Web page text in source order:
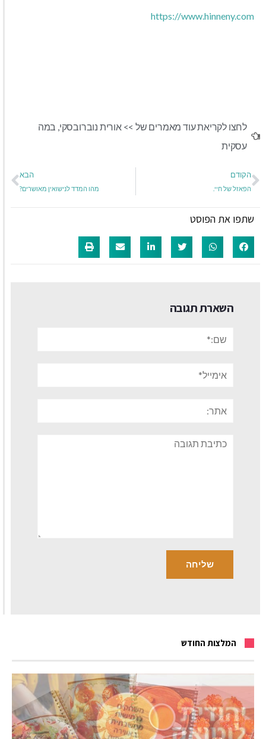
https://www.hinneny.com
לחצו לקריאת עוד מאמרים של >> אורית נוברובסקי, במה
עסקית
הקודם
הפאזל של חיי.
הבא
מהו המדד לנישואין מאושרים?
שתפו את הפוסט
השארת תגובה
תגובה
המלצות החודש